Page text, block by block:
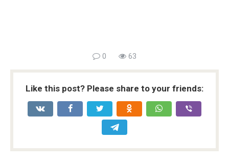
0 63
Like this post? Please share to your friends: